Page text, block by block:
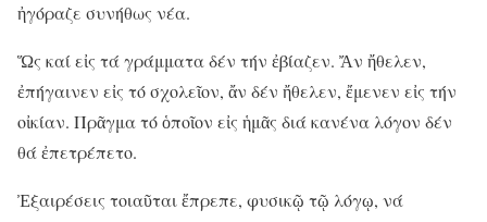
ἠγόραζε συνήθως νέα.
Ὥς καί εἰς τά γράμματα δέν τήν ἐβίαζεν. Ἄν ἤθελεν,
ἐπήγαινεν εἰς τό σχολεῖον, ἄν δέν ἤθελεν, ἔμενεν εἰς τήν
οἰκίαν. Πρᾶγμα τό ὁποῖον εἰς ἡμᾶς διά κανένα λόγον δέν
θά ἐπετρέπετο.
Ἐξαιρέσεις τοιαῦται ἔπρεπε, φυσικῷ τῷ λόγῳ, νά